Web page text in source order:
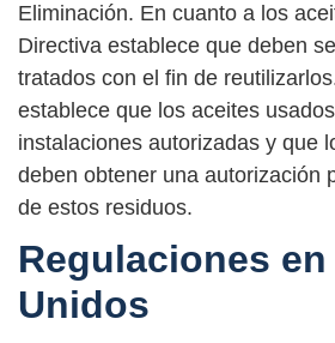
Eliminación. En cuanto a los
Directiva establece que deben
tratados con el fin de
establece que los aceites
instalaciones autorizadas y que
deben obtener una autorización
de estos residuos.
Regulaciones
Unidos